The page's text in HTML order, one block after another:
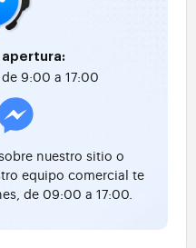
apertura:
9:00 a 17:00
nuestro sitio o
equipo comercial te
de 09:00 a 17:00.